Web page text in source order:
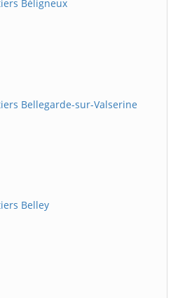
Béligneux
Bellegarde-sur-Valserine
Belley